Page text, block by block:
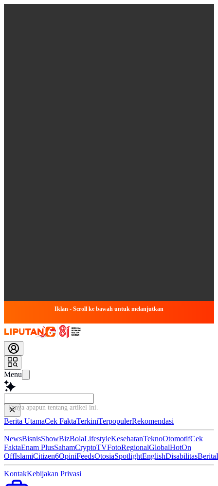
Iklan - Scroll ke bawah untuk melanjutkan
Menu
Tanya apapun tentang arti
Berita UtamaCek FaktaTerkiniTerpopulerRekomendasi
NewsBisnisShowBizBolaLifestyleKesehatanTeknoOtomotifCek
FaktaEnam PlusSahamCryptoTVFotoRegionalGlobalHotOn
OffIslamiCitizen6OpiniFeedsOtosiaSpotlightEnglishDisabilitasBerita
KontakKebijakan Privasi